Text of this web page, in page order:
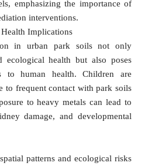
emphasizing the importance of
interventions.
Implications
in urban park soils not only
ecological health but also poses
to human health. Children are
to frequent contact with park soils
to heavy metals can lead to
damage, and developmental
patterns and ecological risks